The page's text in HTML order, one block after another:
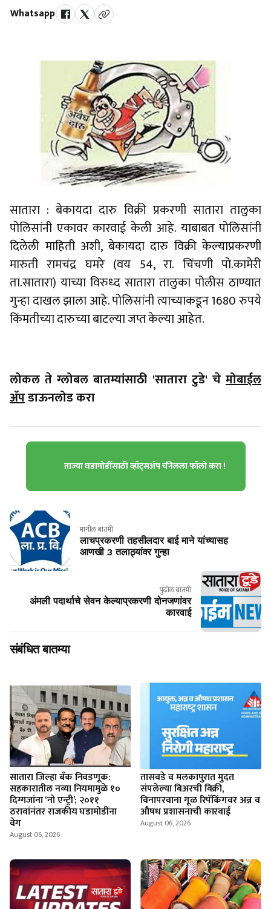
Whatsapp
सातारा : बेकायदा दारु विक्री प्रकरणी सातारा तालुका
पोलिसांनी एकावर कारवाई केली आहे. याबाबत पोलिसांनी
दिलेली माहिती अशी, बेकायदा दारु विक्री केल्याप्रकरणी
मारुती रामचंद्र घमरे (वय 54, रा. चिंचणी पो.कामेरी
ता.सातारा) याच्या विरुध्द सातारा तालुका पोलीस ठाण्यात
गुन्हा दाखल झाला आहे. पोलिसांनी त्याच्याकडून 1680 रुपये
किंमतीच्या दारुच्या बाटल्या जप्त केल्या आहेत.
लोकल ते ग्लोबल बातम्यांसाठी 'सातारा टुडे' चे मोबाईल
ॲपडाऊनलोड करा
ताज्या घडामोडींसाठी व्हॉट्सॲप चॅनेलला फॉलो करा !
मागील बातमी
लाचप्रकरणी तहसीलदार बाई माने यांच्यासह
आणखी 3 तलाठ्यांवर गुन्हा
पुढील बातमी
अंमली पदार्थाचे सेवन केल्याप्रकरणी दोनजणांवर
कारवाई
संबंधित बातम्या
सातारा जिल्हा बँक निवडणूक:
सहकारातील नव्या नियमामुळे १०
दिग्गजांना ‘नो एन्ट्री’; २०११
ठरावांनंतर राजकीय घडामोडींना
वेग
August 06, 2026
तासवडे व मलकापुरात मुदत
संपलेल्या बिअरची विक्री,
विनापरवाना गूळ रिपॅकिंगवर अन्न व
औषध प्रशासनाची कारवाई
August 06, 2026